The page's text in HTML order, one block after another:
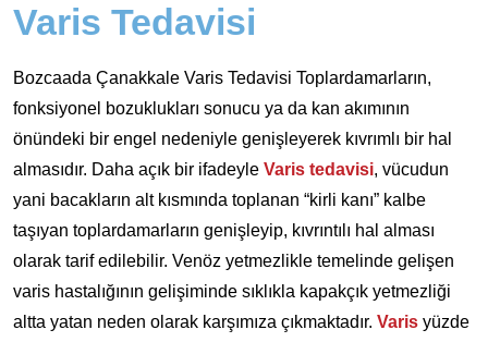
Varis Tedavisi
Bozcaada Çanakkale Varis Tedavisi Toplardamarların,
fonksiyonel bozuklukları sonucu ya da kan akımının
önündeki bir engel nedeniyle genişleyerek kıvrımlı bir hal
almasıdır. Daha açık bir ifadeyle Varis tedavisi, vücudun
yani bacakların alt kısmında toplanan “kirli kanı” kalbe
taşıyan toplardamarların genişleyip, kıvrıntılı hal alması
olarak tarif edilebilir. Venöz yetmezlikle temelinde gelişen
varis hastalığının gelişiminde sıklıkla kapakçık yetmezliği
altta yatan neden olarak karşımıza çıkmaktadır. Varis yüzde